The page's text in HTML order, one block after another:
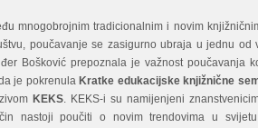
mnogobrojnim tradicionalnim i novim
poučavanje se zasigurno ubraja u jednu od
Bošković prepoznala je važnost poučavanja
je pokrenula Kratke edukacijske knjižnične
KEKS. KEKS-i su namijenjeni
nastoji poučiti o novim trendovima u svijetu